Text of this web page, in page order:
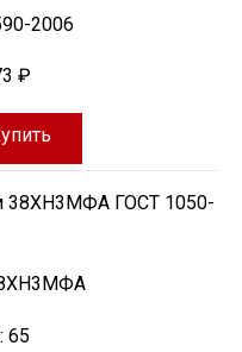
2006
₽
38ХН3МФА ГОСТ 1050-
65